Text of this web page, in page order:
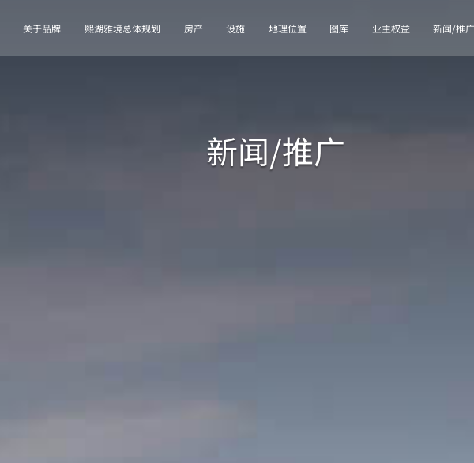
关于品牌 熙湖雅境总体规划 房产 设施 地理位置 图库 业主权益 新闻/推广
新闻/推广